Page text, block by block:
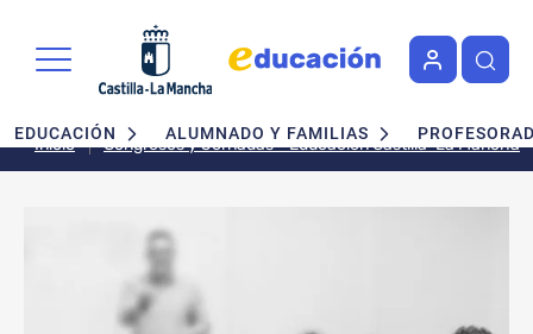
Navegación principal
EDUCACIÓN ALUMNADO Y FAMILIAS
Inicio Congresos y Jornadas - Educación Castilla-La Mancha